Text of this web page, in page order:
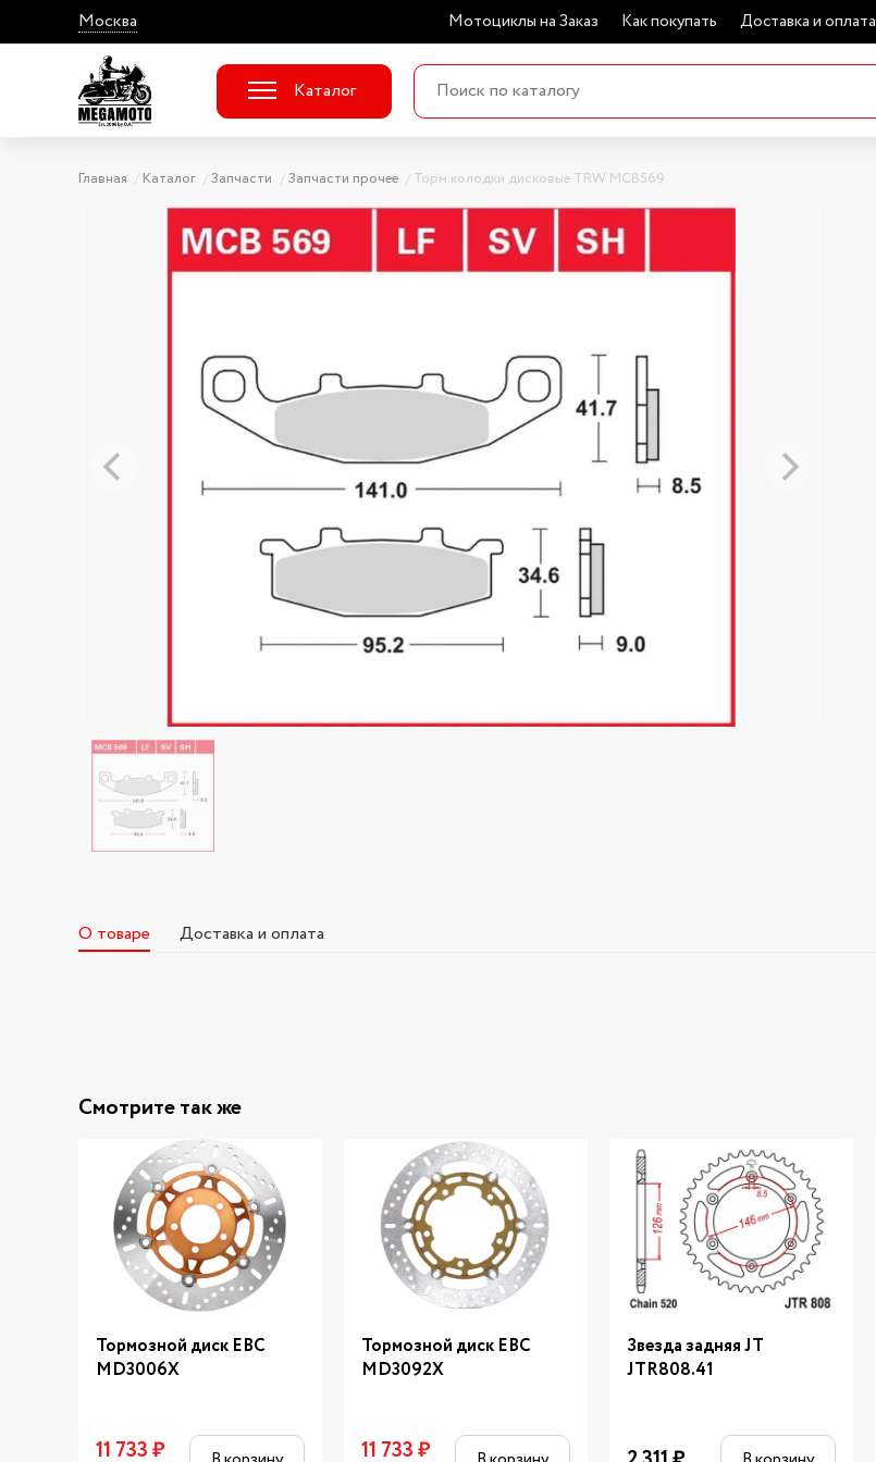
Москва Мотоциклы на Заказ Как покупать Доставка и оплата
Каталог
Главная Каталог Запчасти Запчасти прочее Торм.колодки дисковые TRW MCB569
О товаре Доставка и оплата
Смотрите так же
Тормозной диск EBC
MD3006X
11 733₽
Тормозной диск EBC
MD3092X
11 733₽
Звезда задняя JT
JTR808.41